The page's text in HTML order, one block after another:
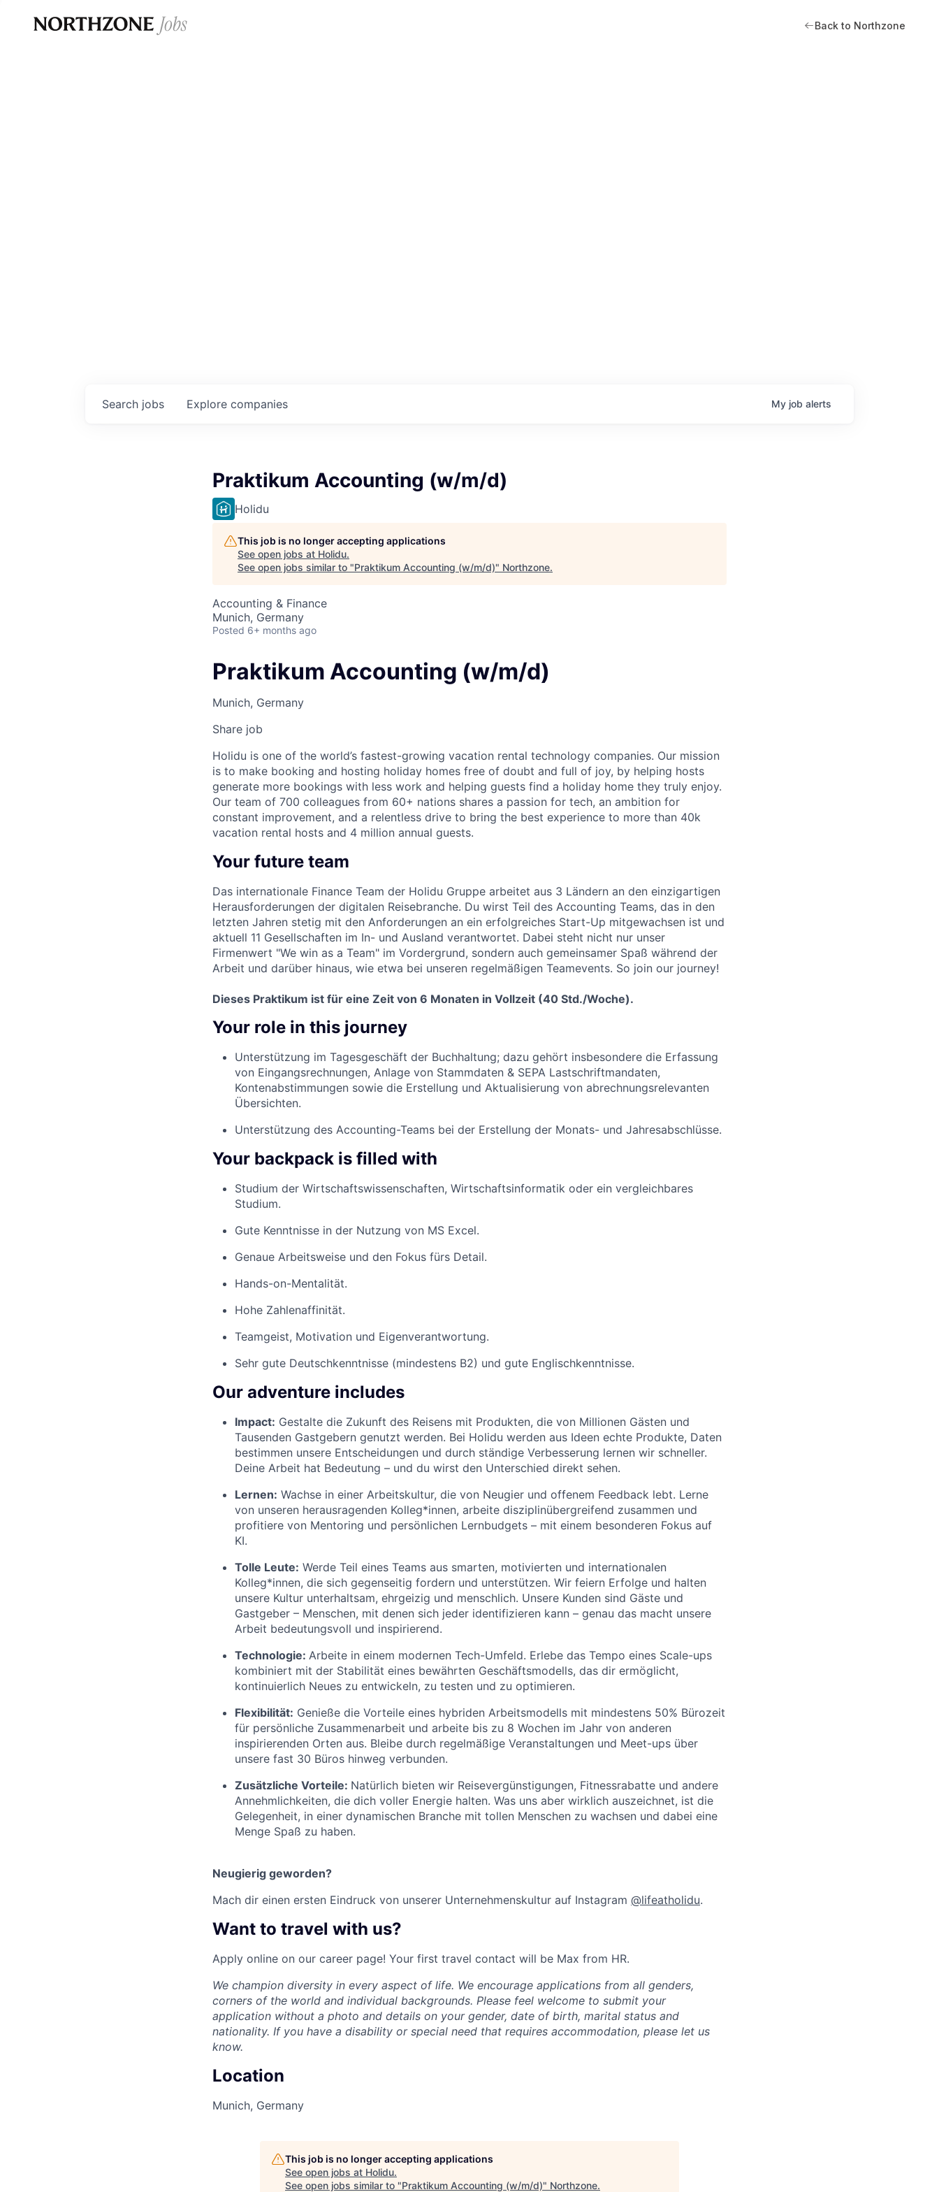
Back to Northzone
Search jobs Explore companies My job alerts
Praktikum Accounting (w/m/d)
Holidu
This job is no longer accepting applications
See open jobs at Holidu.
See open jobs similar to "Praktikum Accounting (w/m/d)" Northzone.
Accounting & Finance
Munich, Germany
Posted 6+ months ago
Praktikum Accounting (w/m/d)
Munich, Germany
Share job
Holidu is one of the world’s fastest-growing vacation rental technology companies. Our mission
is to make booking and hosting holiday homes free of doubt and full of joy, by helping hosts
generate more bookings with less work and helping guests find a holiday home they truly enjoy.
Our team of 700 colleagues from 60+ nations shares a passion for tech, an ambition for
constant improvement, and a relentless drive to bring the best experience to more than 40k
vacation rental hosts and 4 million annual guests.
Your future team
Das internationale Finance Team der Holidu Gruppe arbeitet aus 3 Ländern an den einzigartigen
Herausforderungen der digitalen Reisebranche. Du wirst Teil des Accounting Teams, das in den
letzten Jahren stetig mit den Anforderungen an ein erfolgreiches Start-Up mitgewachsen ist und
aktuell 11 Gesellschaften im In- und Ausland verantwortet. Dabei steht nicht nur unser
Firmenwert "We win as a Team" im Vordergrund, sondern auch gemeinsamer Spaß während der
Arbeit und darüber hinaus, wie etwa bei unseren regelmäßigen Teamevents. So join our journey!
Dieses Praktikum ist für eine Zeit von 6 Monaten in Vollzeit (40 Std./Woche).
Your role in this journey
Unterstützung im Tagesgeschäft der Buchhaltung; dazu gehört insbesondere die Erfassung
von Eingangsrechnungen, Anlage von Stammdaten & SEPA Lastschriftmandaten,
Kontenabstimmungen sowie die Erstellung und Aktualisierung von abrechnungsrelevanten
Übersichten.
Unterstützung des Accounting-Teams bei der Erstellung der Monats- und Jahresabschlüsse.
Your backpack is filled with
Studium der Wirtschaftswissenschaften, Wirtschaftsinformatik oder ein vergleichbares
Studium.
Gute Kenntnisse in der Nutzung von MS Excel.
Genaue Arbeitsweise und den Fokus fürs Detail.
Hands-on-Mentalität.
Hohe Zahlenaffinität.
Teamgeist, Motivation und Eigenverantwortung.
Sehr gute Deutschkenntnisse (mindestens B2) und gute Englischkenntnisse.
Our adventure includes
Impact: Gestalte die Zukunft des Reisens mit Produkten, die von Millionen Gästen und
Tausenden Gastgebern genutzt werden. Bei Holidu werden aus Ideen echte Produkte, Daten
bestimmen unsere Entscheidungen und durch ständige Verbesserung lernen wir schneller.
Deine Arbeit hat Bedeutung – und du wirst den Unterschied direkt sehen.
Lernen: Wachse in einer Arbeitskultur, die von Neugier und offenem Feedback lebt. Lerne
von unseren herausragenden Kolleg*innen, arbeite disziplinübergreifend zusammen und
profitiere von Mentoring und persönlichen Lernbudgets – mit einem besonderen Fokus auf
KI.
Tolle Leute: Werde Teil eines Teams aus smarten, motivierten und internationalen
Kolleg*innen, die sich gegenseitig fordern und unterstützen. Wir feiern Erfolge und halten
unsere Kultur unterhaltsam, ehrgeizig und menschlich. Unsere Kunden sind Gäste und
Gastgeber – Menschen, mit denen sich jeder identifizieren kann – genau das macht unsere
Arbeit bedeutungsvoll und inspirierend.
Technologie: Arbeite in einem modernen Tech-Umfeld. Erlebe das Tempo eines Scale-ups
kombiniert mit der Stabilität eines bewährten Geschäftsmodells, das dir ermöglicht,
kontinuierlich Neues zu entwickeln, zu testen und zu optimieren.
Flexibilität: Genieße die Vorteile eines hybriden Arbeitsmodells mit mindestens 50% Bürozeit
für persönliche Zusammenarbeit und arbeite bis zu 8 Wochen im Jahr von anderen
inspirierenden Orten aus. Bleibe durch regelmäßige Veranstaltungen und Meet-ups über
unsere fast 30 Büros hinweg verbunden.
Zusätzliche Vorteile: Natürlich bieten wir Reisevergünstigungen, Fitnessrabatte und andere
Annehmlichkeiten, die dich voller Energie halten. Was uns aber wirklich auszeichnet, ist die
Gelegenheit, in einer dynamischen Branche mit tollen Menschen zu wachsen und dabei eine
Menge Spaß zu haben.
Neugierig geworden?
Mach dir einen ersten Eindruck von unserer Unternehmenskultur auf Instagram @lifeatholidu.
Want to travel with us?
Apply online on our career page! Your first travel contact will be Max from HR.
We champion diversity in every aspect of life. We encourage applications from all genders,
corners of the world and individual backgrounds. Please feel welcome to submit your
application without a photo and details on your gender, date of birth, marital status and
nationality. If you have a disability or special need that requires accommodation, please let us
know.
Location
Munich, Germany
This job is no longer accepting applications
See open jobs at Holidu.
See open jobs similar to "Praktikum Accounting (w/m/d)" Northzone.